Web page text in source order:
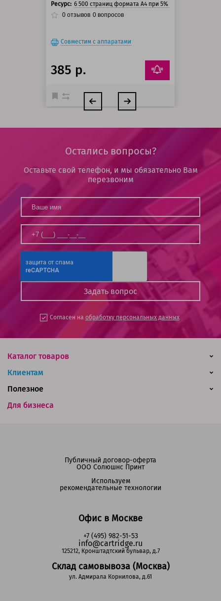
Ресурс: 6 500 страниц формата А4 при 5% заполнении
0 отзывов 0 вопросов
Совместим с аппаратами
385 р.
Остались вопросы?
Оставьте свой телефон, и мы обязательно Вам
перезвоним
Согласен на обработку персональных данных
Каталог товаров
Клиентам
Для бизнеса
Полезное
Офис в Москве
+7 (495) 982-51-53
info@cartridge.ru
125212, Кронштадтский бульвар, д.7
Склад самовывоза (Москва)
ул. Адмирала Корнилова, д.61
Публичный договор-оферта
ООО Солюшнс Принт
Используем
рекомендательные технологии